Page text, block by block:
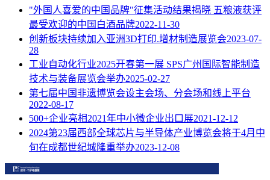
"外国人喜爱的中国品牌"征集活动结果揭晓 五粮液获评
最受欢迎的中国白酒品牌2022-11-30
创新板块持续加入亚洲3D打印.增材制造展览会2023-07-
28
工业自动化行业2025开春第一展 SPS广州国际智能制造
技术与装备展览会举办2025-02-27
第七届中国非遗博览会设主会场、分会场和线上平台
2022-08-17
500+企业亮相2021年中小微企业出口展2021-12-12
2024第23届西部全球芯片与半导体产业博览会将于4月中
旬在成都世纪城隆重举办2023-12-08